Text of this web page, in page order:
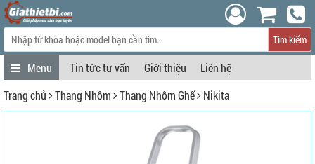
Tìm kiếm
Tin tức tư vấn Giới thiệu
Liên hệ
Trang chủ
Thang Nhôm Thang Nhôm Ghế Nikita